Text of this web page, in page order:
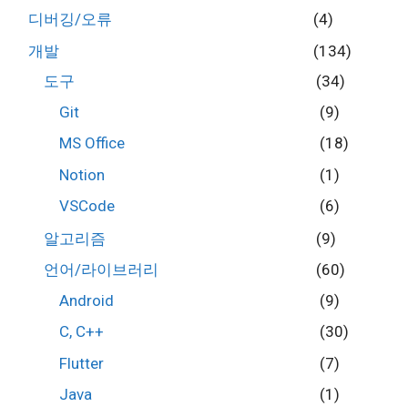
디버깅/오류
(4)
개발
(134)
도구
(34)
Git
(9)
MS Office
(18)
Notion
(1)
VSCode
(6)
알고리즘
(9)
언어/라이브러리
(60)
Android
(9)
C, C++
(30)
Flutter
(7)
Java
(1)